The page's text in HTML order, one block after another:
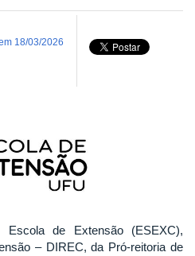
18/03/2026
de Extensão (ESEXC),
– DIREC, da Pró-reitoria de